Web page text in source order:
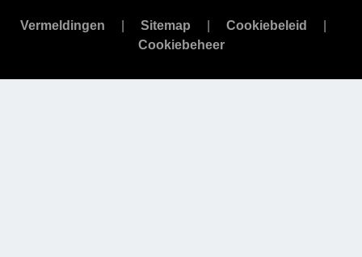
Vermeldingen Sitemap
Cookiebeleid
Cookiebeheer